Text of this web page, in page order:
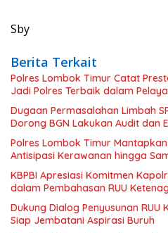
Sby
Berita Terkait
Polres Lombok Timur Catat
Jadi Polres Terbaik dalam
Dugaan Permasalahan Limbah
Dorong BGN Lakukan Audit dan
Polres Lombok Timur Mantapkan
Antisipasi Kerawanan hingga
KBPBI Apresiasi Komitmen
dalam Pembahasan RUU
Dukung Dialog Penyusunan
Siap Jembatani Aspirasi Buruh